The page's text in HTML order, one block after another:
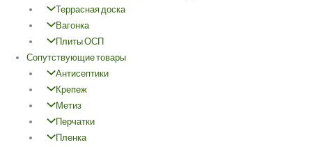
Террасная доска
Вагонка
Плиты ОСП
Сопутствующие товары
Антисептики
Крепеж
Метиз
Перчатки
Пленка